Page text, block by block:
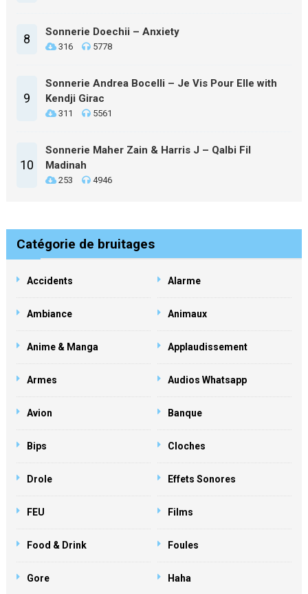
8 Sonnerie Doechii – Anxiety
316 5778
9
Sonnerie Andrea Bocelli – Je Vis Pour Elle with
Kendji Girac
311 5561
10
Sonnerie Maher Zain & Harris J – Qalbi Fil
Madinah
253 4946
Catégorie de bruitages
Accidents Alarme
Ambiance Animaux
Anime & Manga Applaudissement
Armes Audios Whatsapp
Avion Banque
Bips Cloches
Drole Effets Sonores
FEU Films
Food & Drink Foules
Gore Haha